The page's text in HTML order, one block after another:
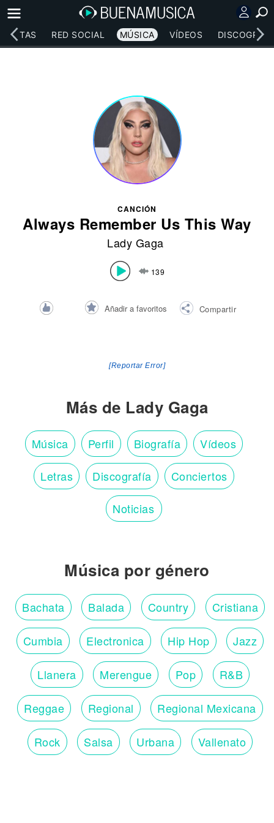
RED SOCIAL MÚSICA VÍDEOS
CANCIÓN
Always Remember Us This Way
Lady Gaga
139
Añadir a favoritos Compartir
[Reportar Error]
Más de Lady Gaga
Música Perfil Biografía Vídeos
Letras Discografía Conciertos
Noticias
Música por género
Bachata Balada Country Cristiana
Cumbia Electronica Hip Hop Jazz
Llanera Merengue Pop R&B
Reggae Regional Regional Mexicana
Rock Salsa Urbana Vallenato